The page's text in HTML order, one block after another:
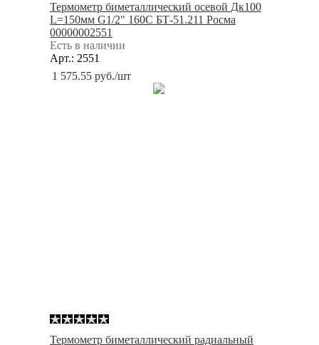
Термометр биметаллический осевой Дк100
L=150мм G1/2" 160С БТ-51.211 Росма
00000002551
Есть в наличии
Арт.: 2551
1 575.55 руб./шт
Термометр биметаллический радиальный